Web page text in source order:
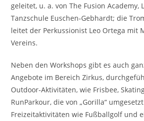
geleitet, u. a. von The Fusion Academy,
Tanzschule Euschen-Gebhardt; die
leitet der Perkussionist Leo Ortega mit
Vereins.
Neben den Workshops gibt es auch
Angebote im Bereich Zirkus,
Outdoor-Aktivitäten, wie Frisbee,
RunParkour, die von „Gorilla“
Freizeitaktivitäten wie Fußballgolf und